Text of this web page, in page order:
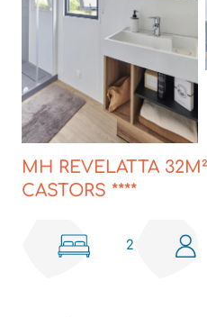
MH REVELATTA
CASTORS ****
2